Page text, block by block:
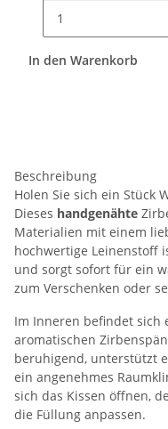
In den Warenkorb
Beschreibung
Holen Sie sich ein Stück
Dieses handgenähte
Materialien mit einem
hochwertige Leinenstoff
und sorgt sofort für ein
zum Verschenken oder
Im Inneren befindet sich
aromatischen
beruhigend, unterstützt
ein angenehmes
sich das Kissen öffnen,
die Füllung anpassen.